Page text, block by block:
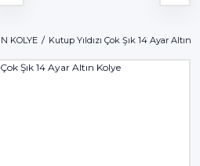
KOLYE Kutup Yıldızı Çok Şık 14 Ayar Altın